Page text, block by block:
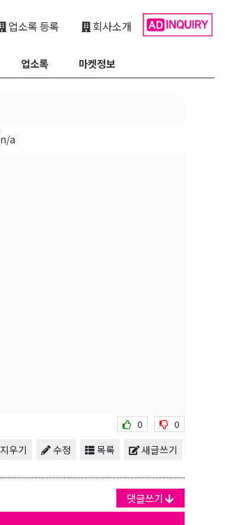
회사소개
업소록 등록
업소록 마켓정보
n/a
0 0
새글쓰기
목록
수정
지우기
댓글쓰기